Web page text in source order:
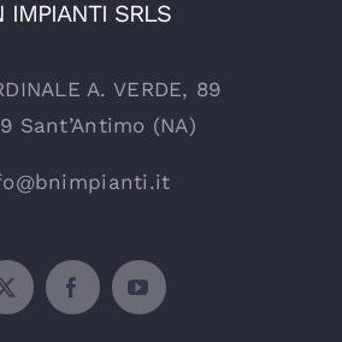
IMPIANTI SRLS
A. VERDE, 89
Sant’Antimo (NA)